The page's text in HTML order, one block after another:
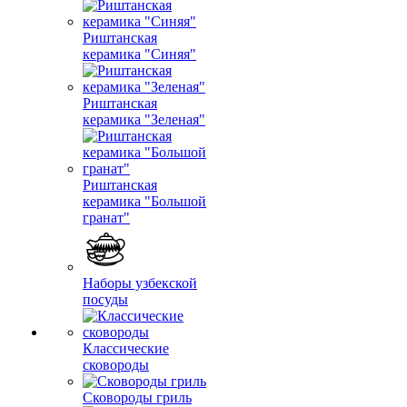
Риштанская
керамика "Синяя"
Риштанская
керамика "Зеленая"
Риштанская
керамика "Большой
гранат"
Наборы узбекской
посуды
Классические
сковороды
Сковороды гриль